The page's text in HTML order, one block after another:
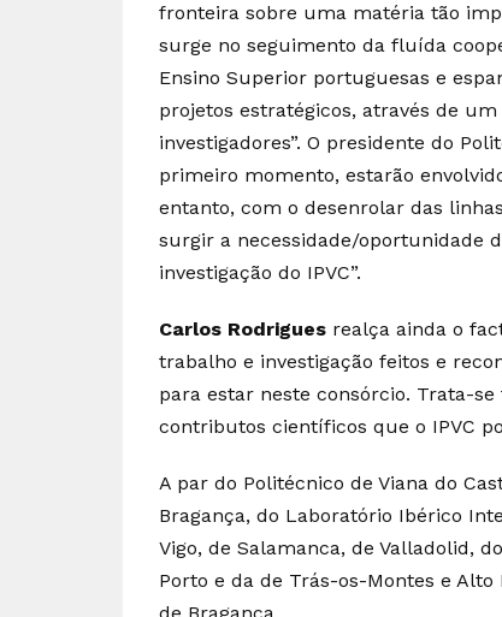
fronteira sobre uma matéria tão
surge no seguimento da fluída
Ensino Superior portuguesas e
projetos estratégicos, através de
investigadores”. O presidente do
primeiro momento, estarão
entanto, com o desenrolar das
surgir a necessidade/oportunidade
investigação do IPVC”.
Carlos Rodrigues realça ainda o
trabalho e investigação feitos e
para estar neste consórcio. Trata-
contributos científicos que o IPVC
A par do Politécnico de Viana do
Bragança, do Laboratório Ibérico
Vigo, de Salamanca, de Valladolid,
Porto e da de Trás-os-Montes e